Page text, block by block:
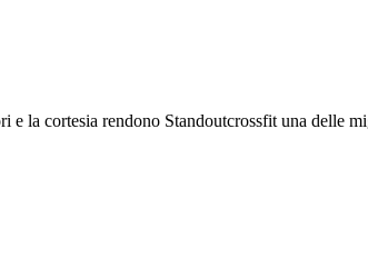
la cortesia rendono Standoutcrossfit una delle